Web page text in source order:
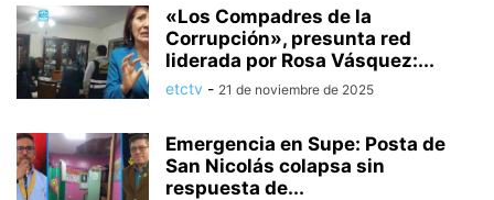
«Los Compadres de la
Corrupción», presunta red
liderada por Rosa Vásquez:...
etctv - 21 de noviembre de 2025
Emergencia en Supe: Posta de
San Nicolás colapsa sin
respuesta de...